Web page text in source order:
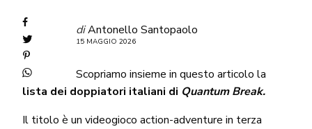
diAntonello Santopaolo
15 MAGGIO 2026
Scopriamo insieme in questo articolo la
lista dei doppiatori italiani di Quantum Break.
Il titolo è un videogioco action-adventure in terza